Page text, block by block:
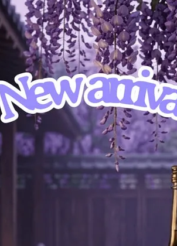
規格說明